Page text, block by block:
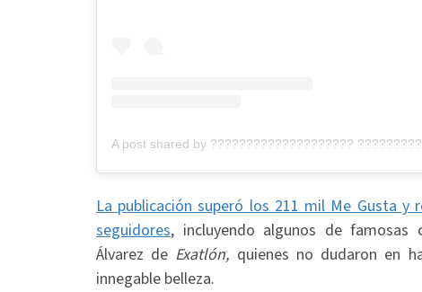
La publicación superó los 211 mil Me Gusta
seguidores, incluyendo algunos de famosas
Álvarez de Exatlón, quienes no dudaron en
innegable belleza.